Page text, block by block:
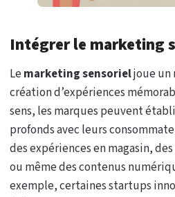
Intégrer le marketing
Lemarketing sensorieljoue un
création d’expériences
sens, les marques peuvent
profonds avec leurs
des expériences en magasin,
ou même des contenus
exemple, certaines startups